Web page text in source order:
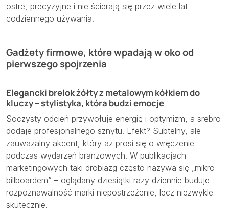
ostre, precyzyjne i nie ścierają się przez wiele lat
codziennego używania.
Gadżety firmowe, które wpadają w oko od
pierwszego spojrzenia
Elegancki brelok żółty z metalowym kółkiem do
kluczy – stylistyka, która budzi emocje
Soczysty odcień przywołuje energię i optymizm, a srebro
dodaje profesjonalnego sznytu. Efekt? Subtelny, ale
zauważalny akcent, który aż prosi się o wręczenie
podczas wydarzeń branżowych. W publikacjach
marketingowych taki drobiazg często nazywa się „mikro-
billboardem” – oglądany dziesiątki razy dziennie buduje
rozpoznawalność marki niepostrzeżenie, lecz niezwykle
skutecznie.